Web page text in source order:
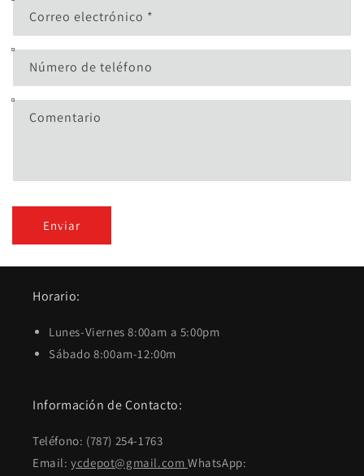
Correo electrónico *
Número de teléfono
Comentario
Enviar
Horario:
Lunes-Viernes 8:00am a 5:00pm
Sábado 8:00am-12:00m
Información de Contacto:
Teléfono: (787) 254-1763
Email:ycdepot@gmail.comWhatsApp: